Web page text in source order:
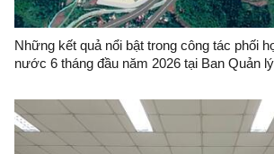
Những kết quả nổi bật trong công tác phối
nước 6 tháng đầu năm 2026 tại Ban Quản